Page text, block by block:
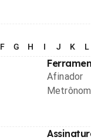
F G H I J K L
Afinador